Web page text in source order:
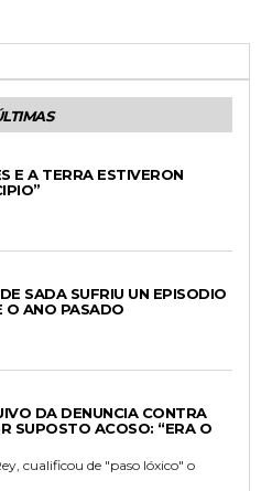
E A TERRA ESTIVERON
SADA SUFRIU UN EPISODIO
O ANO PASADO
DA DENUNCIA CONTRA
SUPOSTO ACOSO: “ERA O
cualificou de "paso lóxico" o